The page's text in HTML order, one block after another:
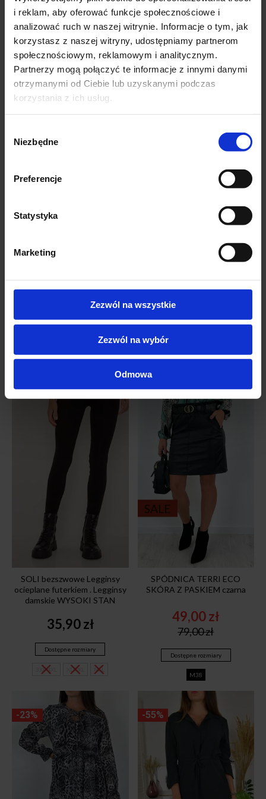
i reklam, aby oferować funkcje społecznościowe i
analizować ruch w naszej witrynie. Informacje o tym, jak
korzystasz z naszej witryny, udostępniamy partnerom
społecznościowym, reklamowym i analitycznym.
Partnerzy mogą połączyć te informacje z innymi danymi
otrzymanymi od Ciebie lub uzyskanymi podczas
korzystania z ich usług.
zgody
Niezbędne
Preferencje
Statystyka
Marketing
Zezwól na wszystkie
Zezwól na wybór
Odmowa
Rozmiar uni L-6Xl według metki rozciąganie do 6xl
BARDZO ELASTYCZNE
Długość całkowita: 97 cm
Pas bez rozciągnięcia: 2 x 34cm po 2 x65 cm
Biodra bez rozciągania: 2 x 40 cm po do 2x 70cm
SKŁAD
15% elastan
Podobne produkty
SOLI bezszwowe Legginsy
ocieplane futerkiem . Legginsy
damskie WYSOKI STAN
35,90zł
Dostępne rozmiary
3XL-4XL XL-XXL M-L
-38%
SALE
SPÓDNICA TERRI ECO
SKÓRA Z PASKIEM czarna
79,00zł
Original
price
was:
79,00 zł.
49,00zł
Current
price
is:
49,00 zł.
Dostępne rozmiary
M38
-23% -55%